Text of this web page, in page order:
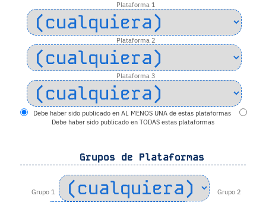
Plataforma 1
Plataforma 2
Plataforma 3
Debe haber sido publicado en AL MENOS UNA de estas plataformas
Debe haber sido publicado en TODAS estas plataformas
Grupos de Plataformas
Grupo 1 Grupo 2